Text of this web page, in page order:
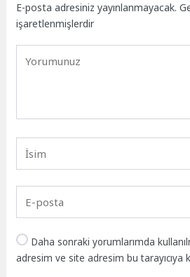
E-posta adresiniz yayınlanmayacak.
işaretlenmişlerdir
Daha sonraki yorumlarımda
adresim ve site adresim bu tarayıcıya